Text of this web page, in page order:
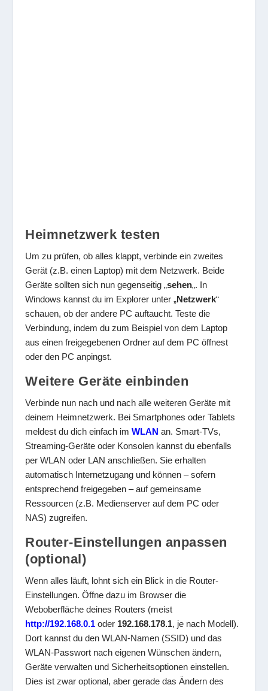
Heimnetzwerk testen
Um zu prüfen, ob alles klappt, verbinde ein zweites
Gerät (z.B. einen Laptop) mit dem Netzwerk. Beide
Geräte sollten sich nun gegenseitig „sehen„. In
Windows kannst du im Explorer unter „Netzwerk“
schauen, ob der andere PC auftaucht. Teste die
Verbindung, indem du zum Beispiel von dem Laptop
aus einen freigegebenen Ordner auf dem PC öffnest
oder den PC anpingst.
Weitere Geräte einbinden
Verbinde nun nach und nach alle weiteren Geräte mit
deinem Heimnetzwerk. Bei Smartphones oder Tablets
meldest du dich einfach imWLAN an. Smart-TVs,
Streaming-Geräte oder Konsolen kannst du ebenfalls
per WLAN oder LAN anschließen. Sie erhalten
automatisch Internetzugang und können – sofern
entsprechend freigegeben – auf gemeinsame
Ressourcen (z.B. Medienserver auf dem PC oder
NAS) zugreifen.
Router-Einstellungen anpassen
(optional)
Wenn alles läuft, lohnt sich ein Blick in die Router-
Einstellungen. Öffne dazu im Browser die
Weboberfläche deines Routers (meist
http://192.168.0.1 oder 192.168.178.1, je nach Modell).
Dort kannst du den WLAN-Namen (SSID) und das
WLAN-Passwort nach eigenen Wünschen ändern,
Geräte verwalten und Sicherheitsoptionen einstellen.
Dies ist zwar optional, aber gerade das Ändern des